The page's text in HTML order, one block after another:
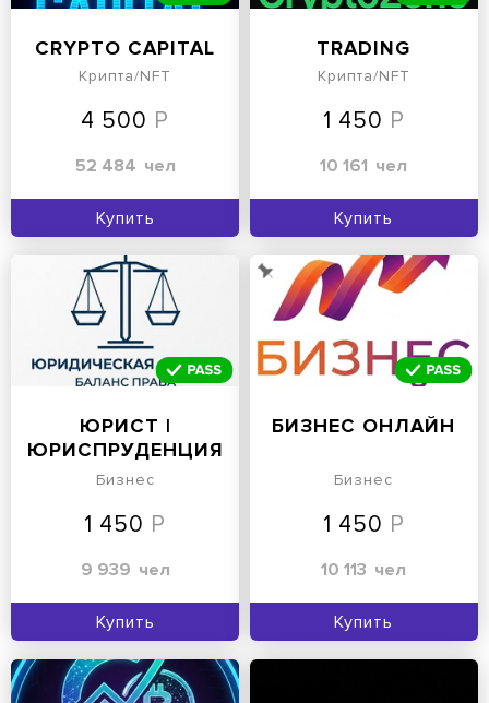
CRYPTO CAPITAL
Крипта/NFT
4 500
52 484 чел
Купить
TRADING
Крипта/NFT
1 450
10 161 чел
Купить
ЮРИСТ |
ЮРИСПРУДЕНЦИЯ
Бизнес
1 450
9 939 чел
Купить
БИЗНЕС ОНЛАЙН
Бизнес
1 450
10 113 чел
Купить